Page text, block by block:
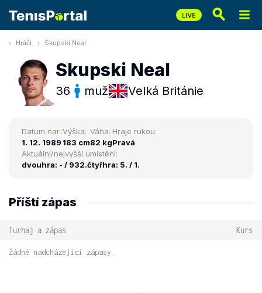
Hráči Skupski Neal
Skupski Neal
36 muž Velká Británie
Datum nar.:
1. 12. 1989
Výška:
183 cm
Váha:
82 kg
Hraje rukou:
Pravá
Aktuální/nejvyšší umístění:
dvouhra: - / 932.čtyřhra: 5. / 1.
Příští zápas
Turnaj a zápas Kurs
Žádné nadcházející zápasy.